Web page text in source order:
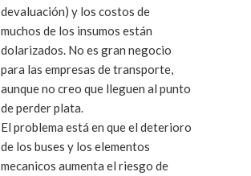
devaluación) y los costos de
muchos de los insumos están
dolarizados. No es gran negocio
para las empresas de transporte,
aunque no creo que lleguen al punto
de perder plata.
El problema está en que el deterioro
de los buses y los elementos
mecanicos aumenta el riesgo de